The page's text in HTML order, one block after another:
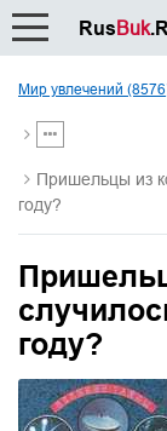
Мир увлечений
Пришельцы из
году?
году?
RusBuk